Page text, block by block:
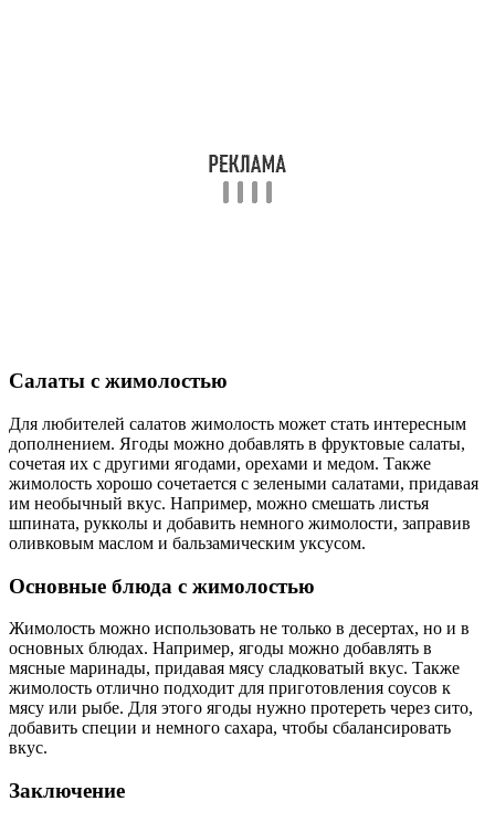
Салаты с жимолостью
Для любителей салатов жимолость может стать интересным
дополнением. Ягоды можно добавлять в фруктовые салаты,
сочетая их с другими ягодами, орехами и медом. Также
жимолость хорошо сочетается с зелеными салатами, придавая
им необычный вкус. Например, можно смешать листья
шпината, рукколы и добавить немного жимолости, заправив
оливковым маслом и бальзамическим уксусом.
Основные блюда с жимолостью
Жимолость можно использовать не только в десертах, но и в
основных блюдах. Например, ягоды можно добавлять в
мясные маринады, придавая мясу сладковатый вкус. Также
жимолость отлично подходит для приготовления соусов к
мясу или рыбе. Для этого ягоды нужно протереть через сито,
добавить специи и немного сахара, чтобы сбалансировать
вкус.
Заключение